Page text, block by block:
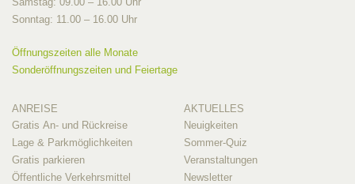
Sonntag: 11.00 – 16.00 Uhr
Öffnungszeiten alle Monate
Sonderöffnungszeiten und Feiertage
ANREISE
Gratis An- und Rückreise
Lage & Parkmöglichkeiten
Gratis parkieren
Öffentliche Verkehrsmittel
AKTUELLES
Neuigkeiten
Sommer-Quiz
Veranstaltungen
Newsletter